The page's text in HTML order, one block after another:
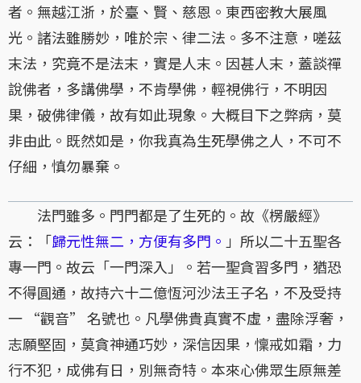
者。無越江浙，於臺、賢、慈恩。東西密教大展風
光。諸法雖勝妙，唯於宗、律二法。多不注意，嗟茲
末法，究竟不是法末，實是人末。因甚人末，蓋談禪
說佛者，多講佛學，不肯學佛，輕視佛行，不明因
果，破佛律儀，故有如此現象。大概目下之弊病，莫
非由此。既然如是，你我真為生死學佛之人，不可不
仔細，慎勿暴棄。
法門雖多。門門都是了生死的。故《楞嚴經》
云：「歸元性無二，方便有多門。 」所以二十五聖各
專一門。故云「一門深入」。若一聖貪習多門，猶恐
不得圓通，故持六十二億恆河沙法王子名，不及受持
一 “觀音” 名號也。凡學佛貴真實不虛，盡除浮奢，
志願堅固，莫貪神通巧妙，深信因果，懍戒如霜，力
行不犯，成佛有日，別無奇特。本來心佛眾生原無差